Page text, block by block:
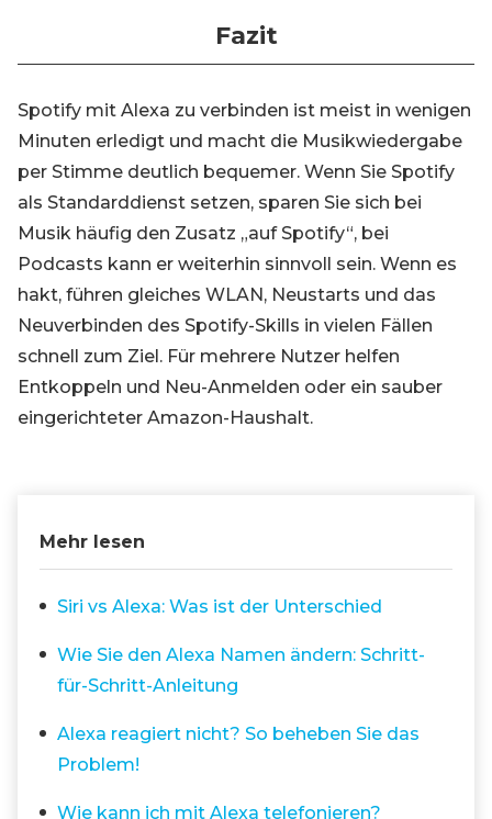
Fazit
Spotify mit Alexa zu verbinden ist meist in wenigen
Minuten erledigt und macht die Musikwiedergabe
per Stimme deutlich bequemer. Wenn Sie Spotify
als Standarddienst setzen, sparen Sie sich bei
Musik häufig den Zusatz „auf Spotify“, bei
Podcasts kann er weiterhin sinnvoll sein. Wenn es
hakt, führen gleiches WLAN, Neustarts und das
Neuverbinden des Spotify-Skills in vielen Fällen
schnell zum Ziel. Für mehrere Nutzer helfen
Entkoppeln und Neu-Anmelden oder ein sauber
eingerichteter Amazon-Haushalt.
Mehr lesen
Siri vs Alexa: Was ist der Unterschied
Wie Sie den Alexa Namen ändern: Schritt-
für-Schritt-Anleitung
Alexa reagiert nicht? So beheben Sie das
Problem!
Wie kann ich mit Alexa telefonieren?